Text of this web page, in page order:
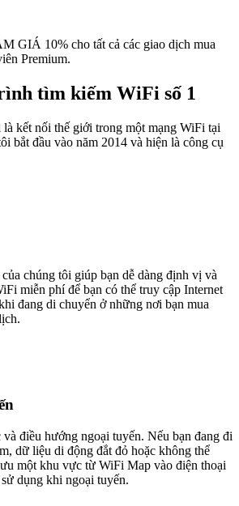
GIÁ 10% cho tất cả các giao dịch mua
Premium.
tìm kiếm WiFi số 1
là kết nối thế giới trong một mạng WiFi tại
bắt đầu vào năm 2014 và hiện là công cụ
chúng tôi giúp bạn dễ dàng định vị và
miễn phí để bạn có thể truy cập Internet
đang di chuyển ở những nơi bạn mua
điều hướng ngoại tuyến. Nếu bạn đang đi
dữ liệu di động đắt đỏ hoặc không thể
một khu vực từ WiFi Map vào điện thoại
dụng khi ngoại tuyến.